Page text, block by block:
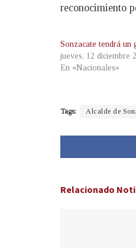
reconocimiento
Sonzacate tendrá un
jueves, 12 diciembre
En «Nacionales»
Tags: Alcalde de
Relacionado